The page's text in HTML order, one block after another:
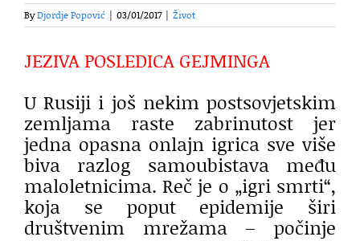
ByDjordje Popović 03/01/2017 Život
JEZIVA POSLEDICA GEJMINGA
U Rusiji i još nekim postsovjetskim
zemljama raste zabrinutost jer
jedna opasna onlajn igrica sve više
biva razlog samoubistava među
maloletnicima. Reč je o „igri smrti“,
koja se poput epidemije širi
društvenim mrežama – počinje